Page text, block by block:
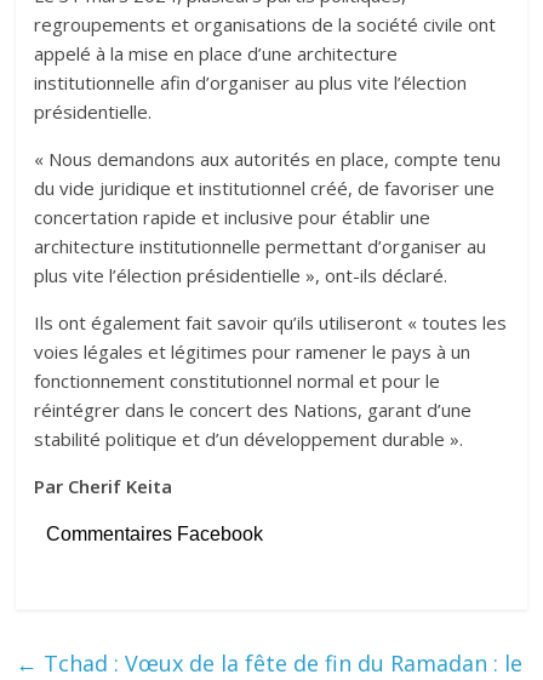
regroupements et organisations de la société civile ont
appelé à la mise en place d’une architecture
institutionnelle afin d’organiser au plus vite l’élection
présidentielle.
« Nous demandons aux autorités en place, compte tenu
du vide juridique et institutionnel créé, de favoriser une
concertation rapide et inclusive pour établir une
architecture institutionnelle permettant d’organiser au
plus vite l’élection présidentielle », ont-ils déclaré.
Ils ont également fait savoir qu’ils utiliseront « toutes les
voies légales et légitimes pour ramener le pays à un
fonctionnement constitutionnel normal et pour le
réintégrer dans le concert des Nations, garant d’une
stabilité politique et d’un développement durable ».
Par Cherif Keita
Commentaires Facebook
← Tchad : Vœux de la fête de fin du Ramadan : le